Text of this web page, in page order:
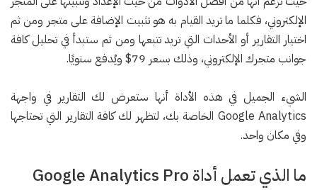
الإلكتروني، فكلما ما تريد القيام به هو تثبيت الإضافة على متجر ومن ثم
اختيار التقارير أو الأحداث التي تريد تتبعها ومن ثم ستبدأ في تحليل كافة
جوانب متجرك الإلكتروني، وذلك بسعر 79$ ويُدفع سنويًا.
الشيء الجميل في هذه الأداة أنها ستعرض لك التقارير في واجهة
Google Analytics الخاصة بك، لتظهر لك كافة التقارير التي تحتاجها
وفي مكان واحد.
ما الذي تعمل أداة Google Analytics Pro